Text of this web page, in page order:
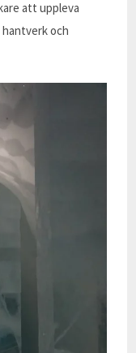
att uppleva
hantverk och